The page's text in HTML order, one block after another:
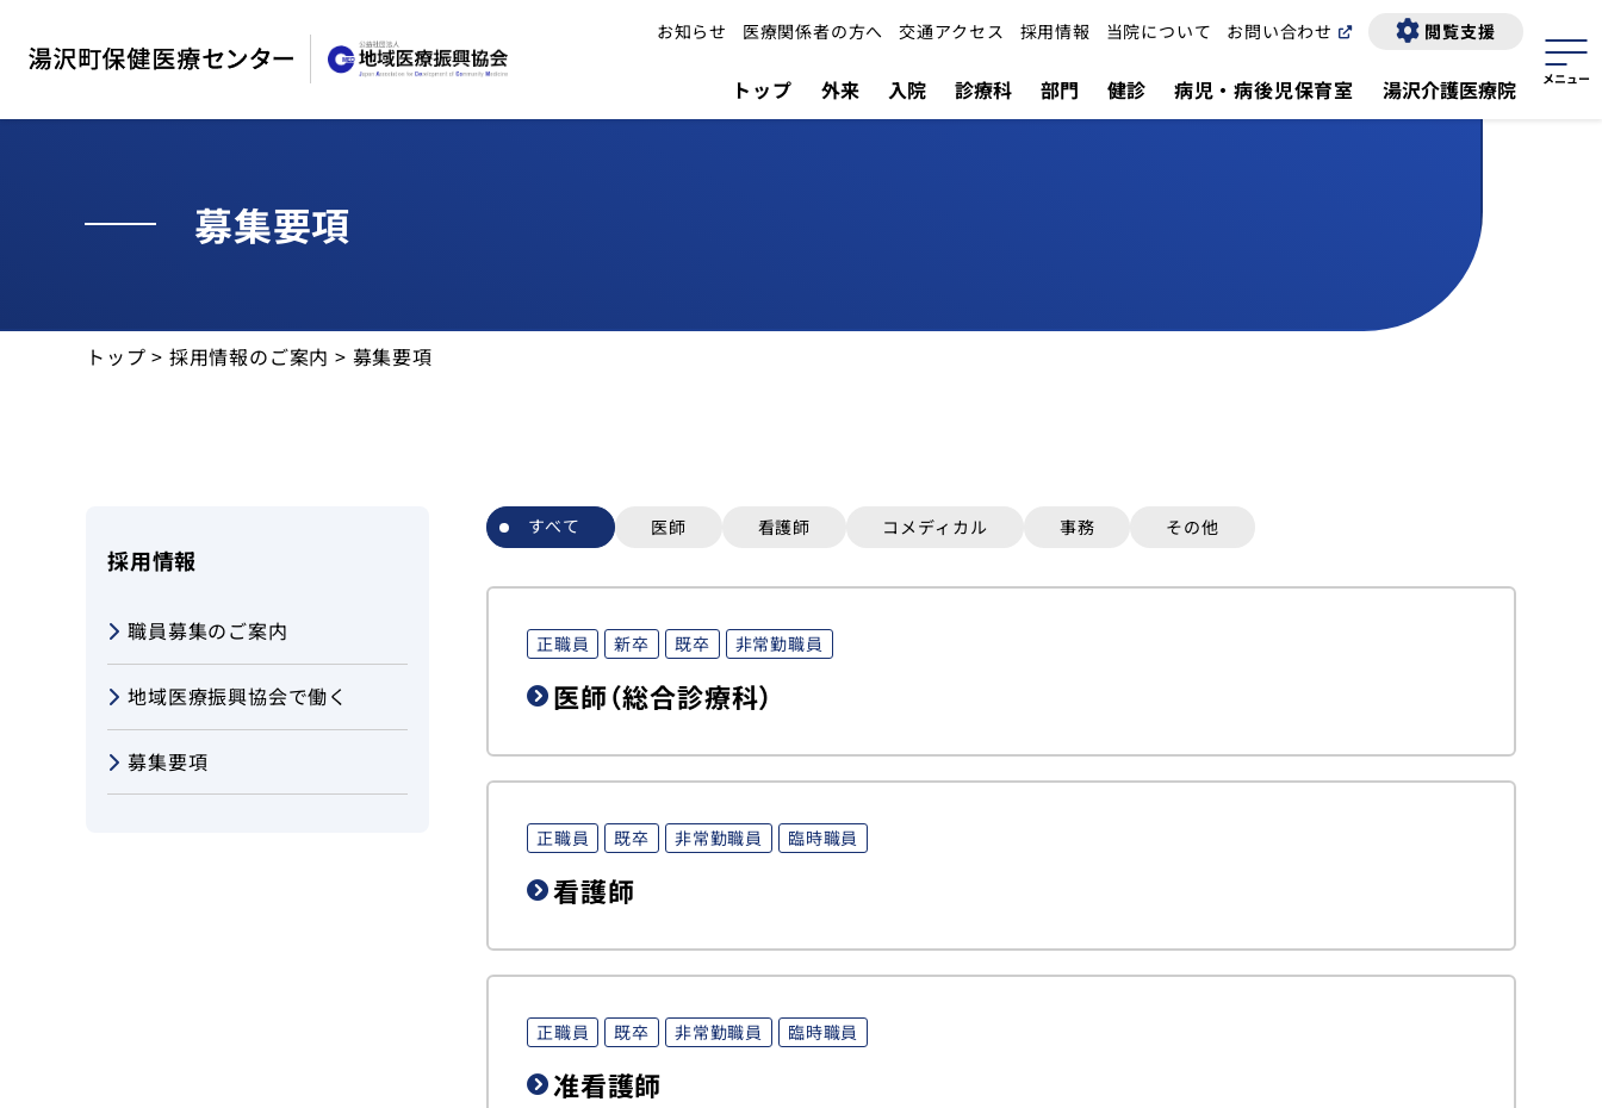
お知らせ 医療関係者の方へ 交通アクセス 採用情報 当院について お問い合わせ 閲覧支援
トップ 外来 入院 診療科 部門 健診 病児・病後児保育室 湯沢介護医療院
病児・病後児保育室
湯沢介護医療院ゆきざくら
トップ
募集要項
トップ > 採用情報のご案内 > 募集要項
すべて 医師 看護師 コメディカル 事務 その他
正職員 新卒 既卒 非常勤職員
医師（総合診療科）
正職員 既卒 非常勤職員 臨時職員
看護師
正職員 既卒 非常勤職員 臨時職員
准看護師
採用情報
職員募集のご案内
地域医療振興協会で働く
募集要項